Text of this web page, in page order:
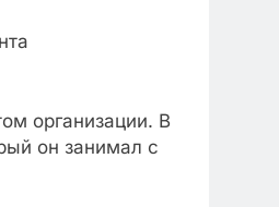
организации. В
он занимал с